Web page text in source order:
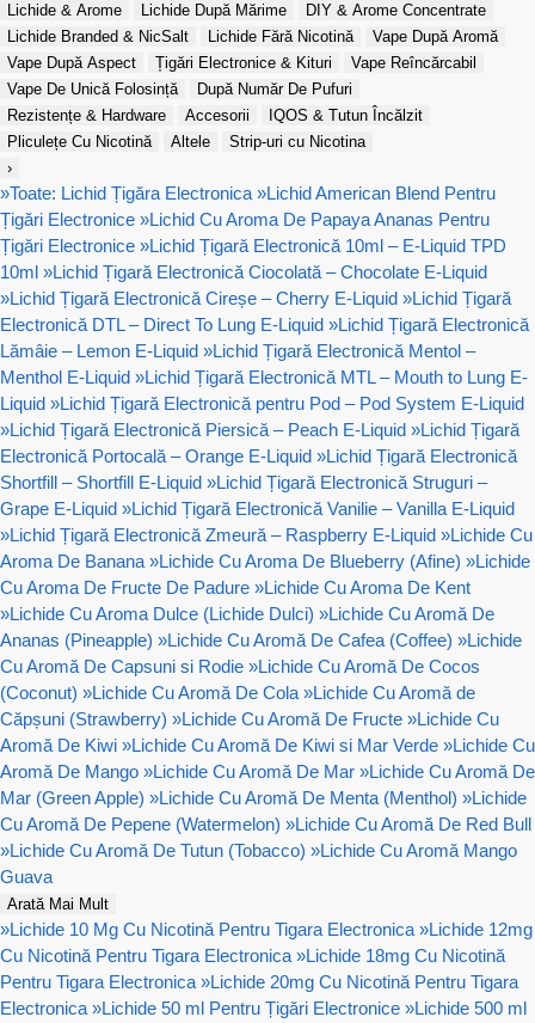
Lichide & Arome
Lichide După Mărime
DIY & Arome Concentrate
Lichide Branded & NicSalt
Lichide Fără Nicotină
Vape După Aromă
Vape După Aspect
Țigări Electronice & Kituri
Vape Reîncărcabil
Vape De Unică Folosință
După Număr De Pufuri
Rezistențe & Hardware
Accesorii
IQOS & Tutun Încălzit
Pliculețe Cu Nicotină
Altele
Strip-uri cu Nicotina
›
»Toate: Lichid Țigăra Electronica »Lichid American Blend Pentru
Țigări Electronice »Lichid Cu Aroma De Papaya Ananas Pentru
Țigări Electronice »Lichid Țigară Electronică 10ml – E-Liquid TPD
10ml »Lichid Țigară Electronică Ciocolată – Chocolate E-Liquid
»Lichid Țigară Electronică Cireșe – Cherry E-Liquid »Lichid Țigară
Electronică DTL – Direct To Lung E-Liquid »Lichid Țigară Electronică
Lămâie – Lemon E-Liquid »Lichid Țigară Electronică Mentol –
Menthol E-Liquid »Lichid Țigară Electronică MTL – Mouth to Lung E-
Liquid »Lichid Țigară Electronică pentru Pod – Pod System E-Liquid
»Lichid Țigară Electronică Piersică – Peach E-Liquid »Lichid Țigară
Electronică Portocală – Orange E-Liquid »Lichid Țigară Electronică
Shortfill – Shortfill E-Liquid »Lichid Țigară Electronică Struguri –
Grape E-Liquid »Lichid Țigară Electronică Vanilie – Vanilla E-Liquid
»Lichid Țigară Electronică Zmeură – Raspberry E-Liquid »Lichide Cu
Aroma De Banana »Lichide Cu Aroma De Blueberry (Afine) »Lichide
Cu Aroma De Fructe De Padure »Lichide Cu Aroma De Kent
»Lichide Cu Aroma Dulce (Lichide Dulci) »Lichide Cu Aromă De
Ananas (Pineapple) »Lichide Cu Aromă De Cafea (Coffee) »Lichide
Cu Aromă De Capsuni si Rodie »Lichide Cu Aromă De Cocos
(Coconut) »Lichide Cu Aromă De Cola »Lichide Cu Aromă de
Căpșuni (Strawberry) »Lichide Cu Aromă De Fructe »Lichide Cu
Aromă De Kiwi »Lichide Cu Aromă De Kiwi si Mar Verde »Lichide Cu
Aromă De Mango »Lichide Cu Aromă De Mar »Lichide Cu Aromă De
Mar (Green Apple) »Lichide Cu Aromă De Menta (Menthol) »Lichide
Cu Aromă De Pepene (Watermelon) »Lichide Cu Aromă De Red Bull
»Lichide Cu Aromă De Tutun (Tobacco) »Lichide Cu Aromă Mango
Guava
Arată Mai Mult
»Lichide 10 Mg Cu Nicotină Pentru Tigara Electronica »Lichide 12mg
Cu Nicotină Pentru Tigara Electronica »Lichide 18mg Cu Nicotină
Pentru Tigara Electronica »Lichide 20mg Cu Nicotină Pentru Tigara
Electronica »Lichide 50 ml Pentru Țigări Electronice »Lichide 500 ml